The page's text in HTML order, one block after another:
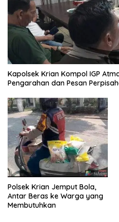
Kapolsek Krian Kompol IGP Atma
Pengarahan dan Pesan
Polsek Krian Jemput Bola,
Antar Beras ke Warga yang
Membutuhkan